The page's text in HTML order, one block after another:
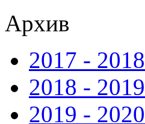
Архив
2017 - 2018
2018 - 2019
2019 - 2020